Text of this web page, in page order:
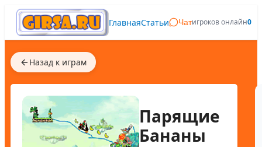
ГлавнаяСтатьи Чатигроков онлайн0
Назад к играм
Парящие
Бананы